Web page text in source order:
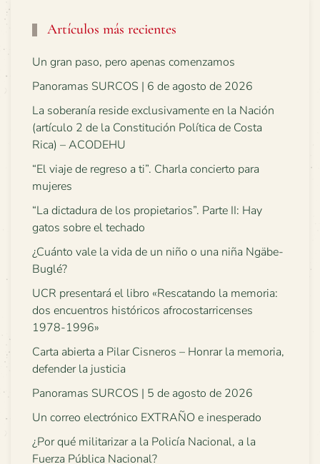
Artículos más recientes
Un gran paso, pero apenas comenzamos
Panoramas SURCOS | 6 de agosto de 2026
La soberanía reside exclusivamente en la Nación
(artículo 2 de la Constitución Política de Costa
Rica) – ACODEHU
“El viaje de regreso a ti”. Charla concierto para
mujeres
“La dictadura de los propietarios”. Parte II: Hay
gatos sobre el techado
¿Cuánto vale la vida de un niño o una niña Ngäbe-
Buglé?
UCR presentará el libro «Rescatando la memoria:
dos encuentros históricos afrocostarricenses
1978-1996»
Carta abierta a Pilar Cisneros – Honrar la memoria,
defender la justicia
Panoramas SURCOS | 5 de agosto de 2026
Un correo electrónico EXTRAÑO e inesperado
¿Por qué militarizar a la Policía Nacional, a la
Fuerza Pública Nacional?